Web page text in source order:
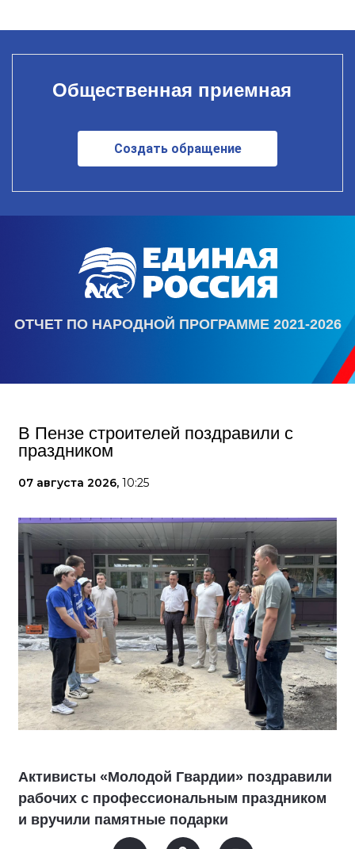
Общественная приемная
Создать обращение
ОТЧЕТ ПО НАРОДНОЙ ПРОГРАММЕ 2021-2026
В Пензе строителей поздравили с
праздником
07 августа 2026, 10:25
Активисты «Молодой Гвардии» поздравили
рабочих с профессиональным праздником
и вручили памятные подарки